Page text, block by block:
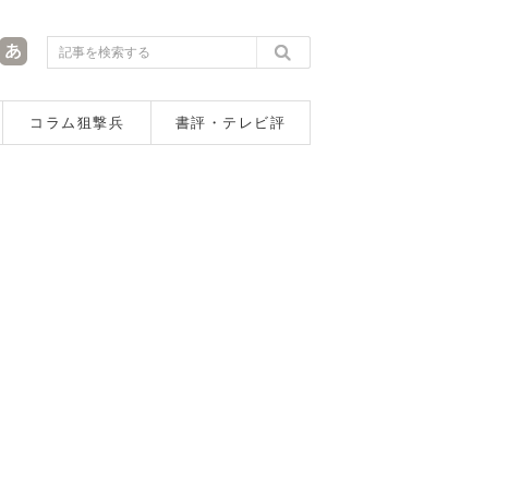
コラム狙撃兵 書評・テレビ評